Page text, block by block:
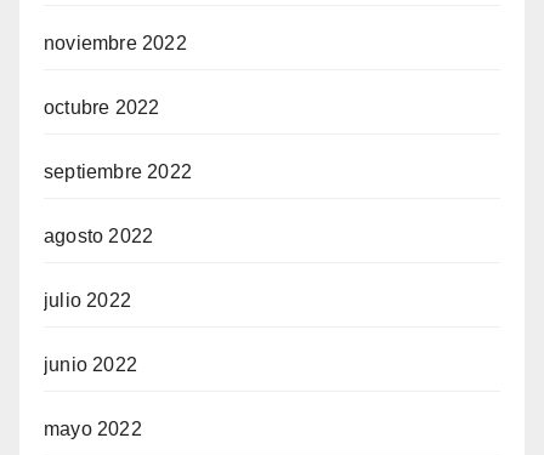
noviembre 2022
octubre 2022
septiembre 2022
agosto 2022
julio 2022
junio 2022
mayo 2022